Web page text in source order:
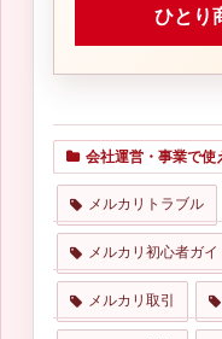
ひとり
会社運営・事業で使
メルカリトラブル
メルカリ初心者ガイ
メルカリ取引